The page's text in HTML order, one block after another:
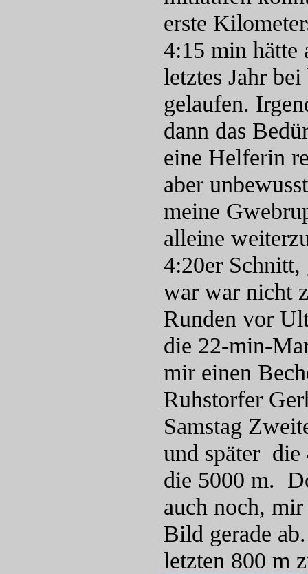
erste
4:15 min hätte
letztes Jahr
gelaufen.
dann das
eine Helferin
aber
meine
alleine
4:20er Schnitt,
war war nicht
Runden vor
die 22-min-
mir einen
Ruhstorfer
Samstag
und später die
die 5000 m.
auch noch,
Bild gerade
letzten 800 m